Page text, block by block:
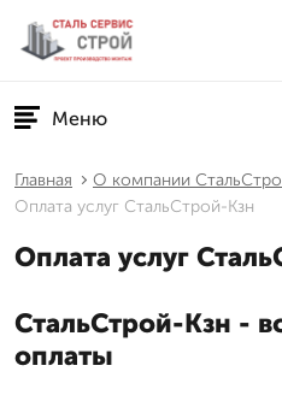
Меню
Главная
О компании
Оплата услуг СтальСтрой-Кзн
Оплата услуг
СтальСтрой-Кзн -
оплаты